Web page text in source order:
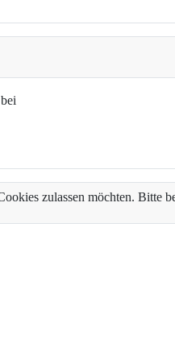
zulassen möchten. Bitte